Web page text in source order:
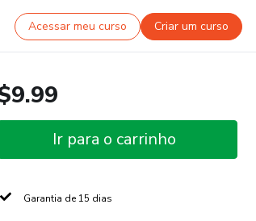
Acessar meu curso Criar um curso
Ir para o carrinho
Garantia de 15 dias